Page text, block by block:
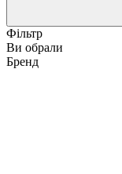
Фільтр
Ви обрали
Бренд